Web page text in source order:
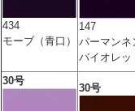
434
モーブ（青口）
147
パーマンネ
バイオレッ
30号
30号